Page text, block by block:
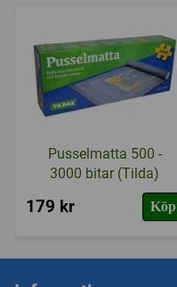
Pusselmatta 500 -
3000 bitar (Tilda)
179 kr Köp